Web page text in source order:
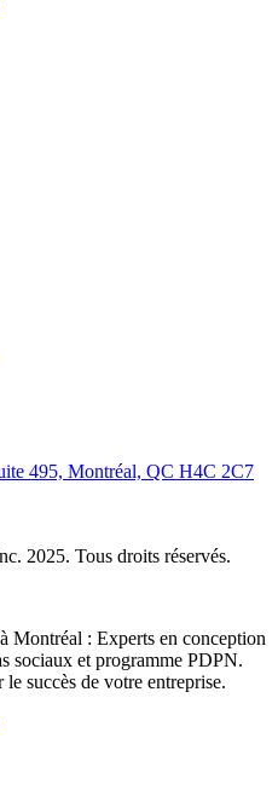
495, Montréal, QC H4C 2C7
2025. Tous droits réservés.
Montréal : Experts en conception
sociaux et programme PDPN.
succès de votre entreprise.